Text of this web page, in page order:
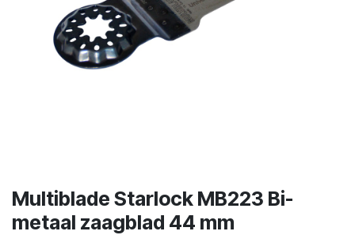
Multiblade Starlock MB223 Bi-
metaal zaagblad 44 mm